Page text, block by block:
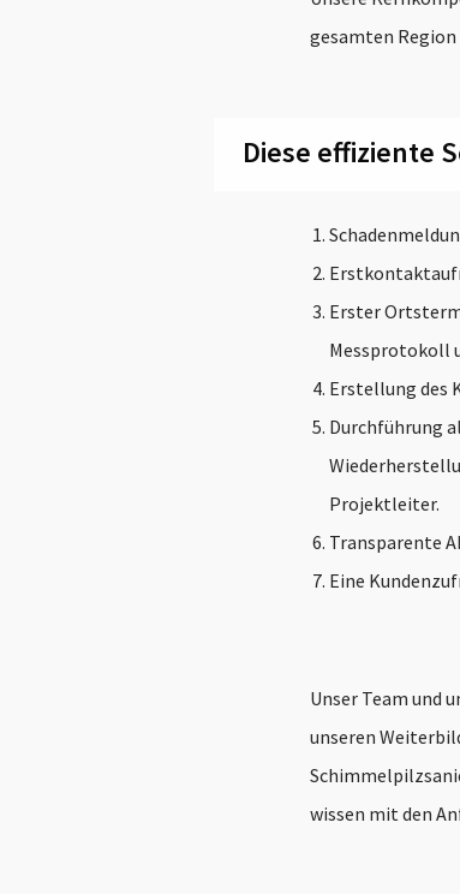
gesamten Region
Diese effiziente
Erster
Messprotokoll
Erstellung des
Durchführung
Projektleiter.
Transparente
Eine
Unser Team und
unseren
wissen mit den